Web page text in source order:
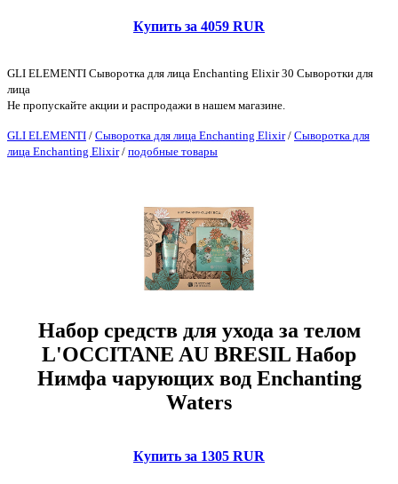
Купить за 4059 RUR
GLI ELEMENTI Сыворотка для лица Enchanting Elixir 30 Сыворотки для
лица
Не пропускайте акции и распродажи в нашем магазине.
GLI ELEMENTI / Сыворотка для лица Enchanting Elixir/ Сыворотка для
лица Enchanting Elixir/ подобные товары
Набор средств для ухода за телом
L'OCCITANE AU BRESIL Набор
Нимфа чарующих вод Enchanting
Waters
Купить за 1305 RUR